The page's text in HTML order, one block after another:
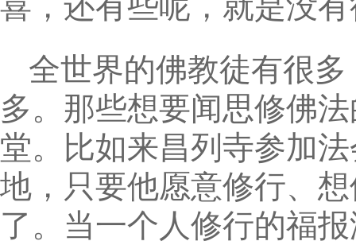
全世界的佛教徒有很
多。那些想要闻思修佛
堂。比如来昌列寺参加
地，只要他愿意修行、
了。当一个人修行的福